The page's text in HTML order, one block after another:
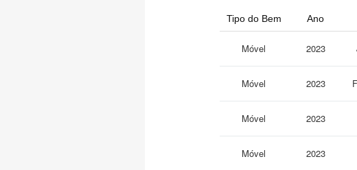
Tipo do Bem Ano
Móvel 2023
Móvel 2023
Móvel 2023
Móvel 2023